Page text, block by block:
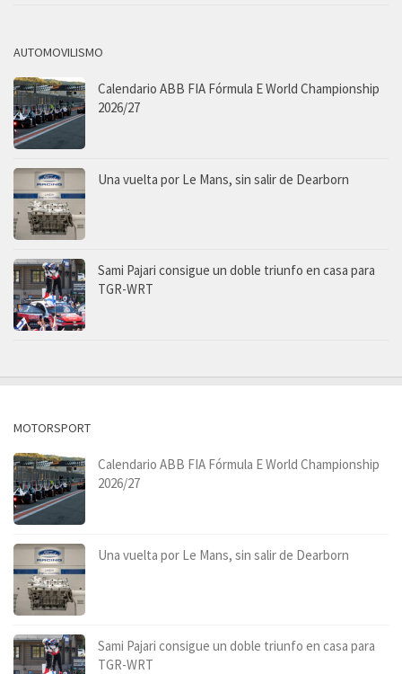
AUTOMOVILISMO
Calendario ABB FIA Fórmula E World Championship
2026/27
Una vuelta por Le Mans, sin salir de Dearborn
Sami Pajari consigue un doble triunfo en casa para
TGR-WRT
MOTORSPORT
Calendario ABB FIA Fórmula E World Championship
2026/27
Una vuelta por Le Mans, sin salir de Dearborn
Sami Pajari consigue un doble triunfo en casa para
TGR-WRT